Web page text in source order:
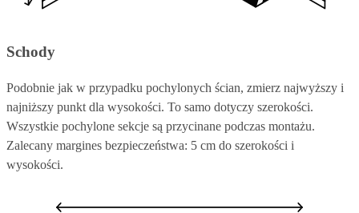
Schody
Podobnie jak w przypadku pochylonych ścian, zmierz najwyższy i
najniższy punkt dla wysokości. To samo dotyczy szerokości.
Wszystkie pochylone sekcje są przycinane podczas montażu.
Zalecany margines bezpieczeństwa: 5 cm do szerokości i
wysokości.